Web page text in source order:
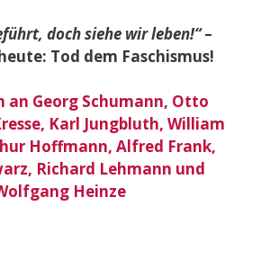
doch siehe wir leben!“–
Tod dem Faschismus!
an Georg Schumann, Otto
Karl Jungbluth, William
Hoffmann, Alfred Frank,
Richard Lehmann und
Heinze